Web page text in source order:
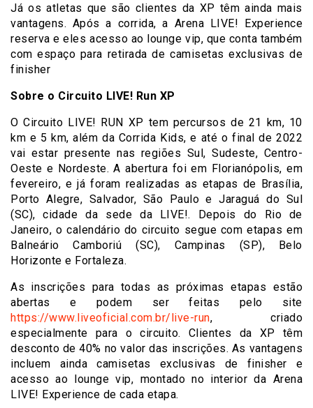
Já os atletas que são clientes da XP têm ainda mais
vantagens. Após a corrida, a Arena LIVE! Experience
reserva e eles acesso ao lounge vip, que conta também
com espaço para retirada de camisetas exclusivas de
finisher
Sobre o Circuito LIVE! Run XP
O Circuito LIVE! RUN XP tem percursos de 21 km, 10
km e 5 km, além da Corrida Kids, e até o final de 2022
vai estar presente nas regiões Sul, Sudeste, Centro-
Oeste e Nordeste. A abertura foi em Florianópolis, em
fevereiro, e já foram realizadas as etapas de Brasília,
Porto Alegre, Salvador, São Paulo e Jaraguá do Sul
(SC), cidade da sede da LIVE!. Depois do Rio de
Janeiro, o calendário do circuito segue com etapas em
Balneário Camboriú (SC), Campinas (SP), Belo
Horizonte e Fortaleza.
As inscrições para todas as próximas etapas estão
abertas e podem ser feitas pelo site
https://www.liveoficial.com.br/live-run, criado
especialmente para o circuito. Clientes da XP têm
desconto de 40% no valor das inscrições. As vantagens
incluem ainda camisetas exclusivas de finisher e
acesso ao lounge vip, montado no interior da Arena
LIVE! Experience de cada etapa.